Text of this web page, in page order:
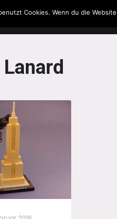
Lanard
Cookies. Wenn du die